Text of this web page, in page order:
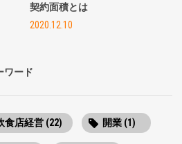
契約面積とは
2020.12.10
ワード
食店経営 (22) 開業 (1)